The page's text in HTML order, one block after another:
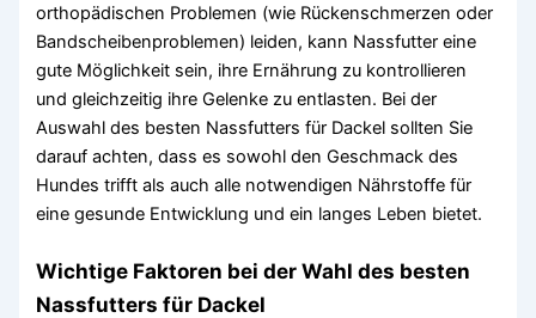
orthopädischen Problemen (wie Rückenschmerzen oder
Bandscheibenproblemen) leiden, kann Nassfutter eine
gute Möglichkeit sein, ihre Ernährung zu kontrollieren
und gleichzeitig ihre Gelenke zu entlasten. Bei der
Auswahl des besten Nassfutters für Dackel sollten Sie
darauf achten, dass es sowohl den Geschmack des
Hundes trifft als auch alle notwendigen Nährstoffe für
eine gesunde Entwicklung und ein langes Leben bietet.
Wichtige Faktoren bei der Wahl des besten
Nassfutters für Dackel